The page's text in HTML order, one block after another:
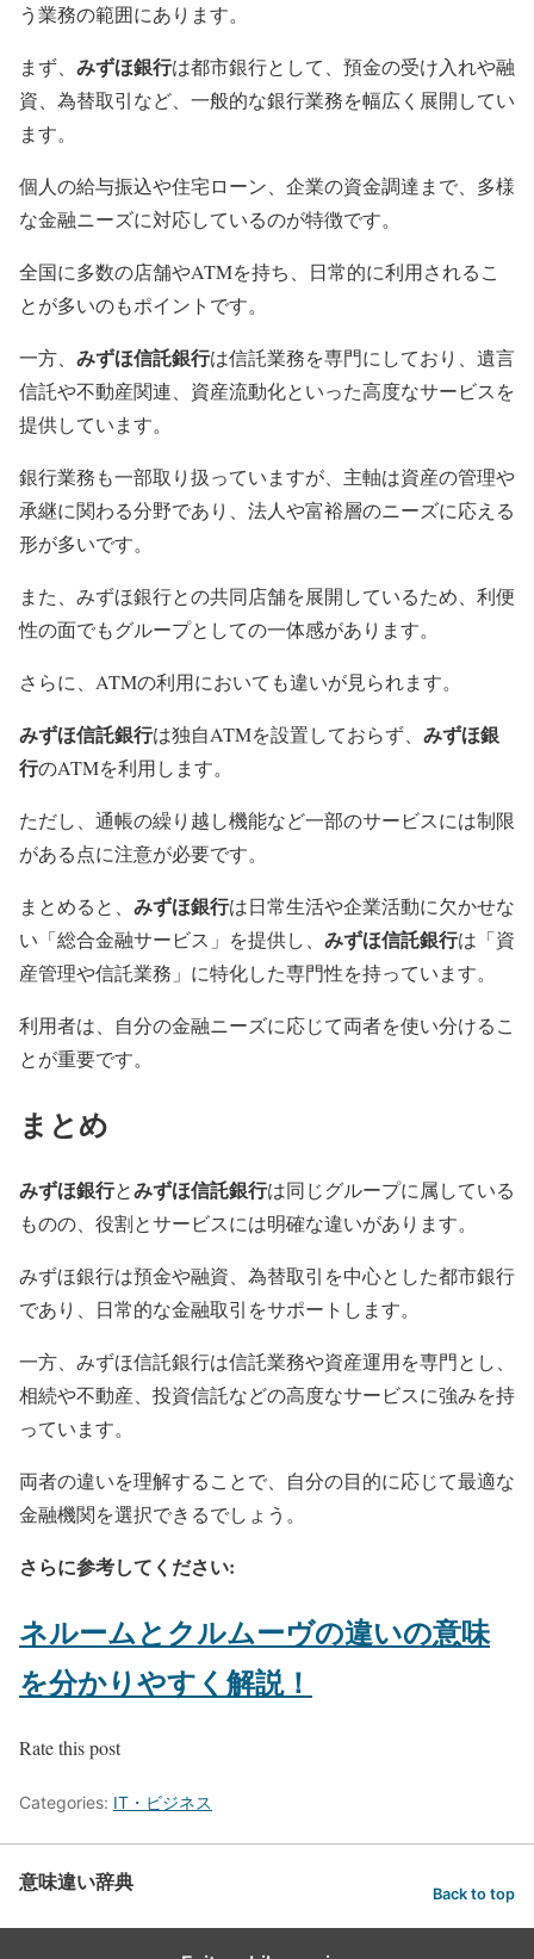
う業務の範囲にあります。
まず、 みずほ銀行は都市銀行として、預金の受け入れや融
資、為替取引など、一般的な銀行業務を幅広く展開してい
ます。
個人の給与振込や住宅ローン、企業の資金調達まで、多様
な金融ニーズに対応しているのが特徴です。
全国に多数の店舗やATMを持ち、日常的に利用されるこ
とが多いのもポイントです。
一方、 みずほ信託銀行は信託業務を専門にしており、遺言
信託や不動産関連、資産流動化といった高度なサービスを
提供しています。
銀行業務も一部取り扱っていますが、主軸は資産の管理や
承継に関わる分野であり、法人や富裕層のニーズに応える
形が多いです。
また、みずほ銀行との共同店舗を展開しているため、利便
性の面でもグループとしての一体感があります。
さらに、ATMの利用においても違いが見られます。
みずほ信託銀行は独自ATMを設置しておらず、 みずほ銀
行のATMを利用します。
ただし、通帳の繰り越し機能など一部のサービスには制限
がある点に注意が必要です。
まとめると、 みずほ銀行は日常生活や企業活動に欠かせな
い「総合金融サービス」を提供し、 みずほ信託銀行は「資
産管理や信託業務」に特化した専門性を持っています。
利用者は、自分の金融ニーズに応じて両者を使い分けるこ
とが重要です。
まとめ
みずほ銀行とみずほ信託銀行は同じグループに属している
ものの、役割とサービスには明確な違いがあります。
みずほ銀行は預金や融資、為替取引を中心とした都市銀行
であり、日常的な金融取引をサポートします。
一方、みずほ信託銀行は信託業務や資産運用を専門とし、
相続や不動産、投資信託などの高度なサービスに強みを持
っています。
両者の違いを理解することで、自分の目的に応じて最適な
金融機関を選択できるでしょう。
さらに参考してください:
ネルームとクルムーヴの違いの意味
を分かりやすく解説！
Rate this post
Categories: IT・ビジネス
意味違い辞典 Back to top